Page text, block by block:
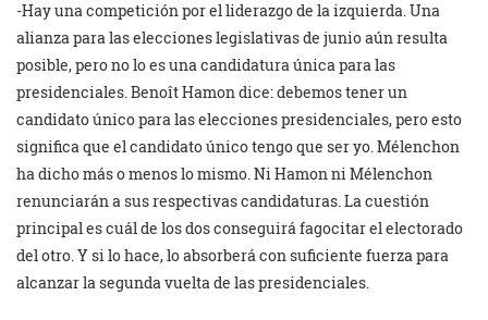
-Hay una competición por el liderazgo de la izquierda. Una
alianza para las elecciones legislativas de junio aún resulta
posible, pero no lo es una candidatura única para las
presidenciales. Benoît Hamon dice: debemos tener un
candidato único para las elecciones presidenciales, pero esto
significa que el candidato único tengo que ser yo. Mélenchon
ha dicho más o menos lo mismo. Ni Hamon ni Mélenchon
renunciarán a sus respectivas candidaturas. La cuestión
principal es cuál de los dos conseguirá fagocitar el electorado
del otro. Y si lo hace, lo absorberá con suficiente fuerza para
alcanzar la segunda vuelta de las presidenciales.